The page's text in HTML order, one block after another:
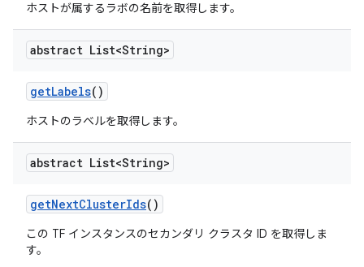
ホストが属するラボの名前を取得します。
abstract List<String>
getLabels()
ホストのラベルを取得します。
abstract List<String>
getNextClusterIds()
この TF インスタンスのセカンダリ クラスタ ID を取得しま
す。